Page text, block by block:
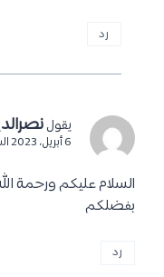
رد
يقول
6 أبريل، 2023 الساعة 10:21 ص
السلام عليكم ورحمة
بفضلكم
رد